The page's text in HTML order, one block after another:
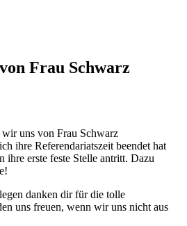
Frau Schwarz
wir uns von Frau Schwarz
ihre Referendariatszeit beendet hat
ihre erste feste Stelle antritt. Dazu
danken dir für die tolle
uns freuen, wenn wir uns nicht aus